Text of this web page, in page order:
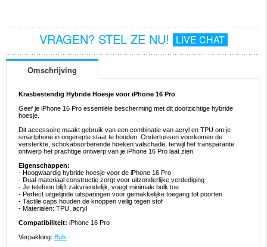
VRAGEN? STEL ZE NU! LIVE CHAT
Omschrijving
Krasbestendig Hybride Hoesje voor iPhone 16 Pro
Geef je iPhone 16 Pro essentiële bescherming met dit doorzichtige hybride
hoesje.
Dit accessoire maakt gebruik van een combinatie van acryl en TPU om je
smartphone in ongerepte staat te houden. Ondertussen voorkomen de
versterkte, schokabsorberende hoeken valschade, terwijl het transparante
ontwerp het prachtige ontwerp van je iPhone 16 Pro laat zien.
Eigenschappen:
- Hoogwaardig hybride hoesje voor de iPhone 16 Pro
- Dual-materiaal constructie zorgt voor uitzonderlijke verdediging
- Je telefoon blijft zakvriendelijk, voegt minimale bulk toe
- Perfect uitgelijnde uitsparingen voor gemakkelijke toegang tot poorten
- Tactile caps houden de knoppen veilig tegen stof
- Materialen: TPU, acryl
Compatibiliteit: iPhone 16 Pro
Verpakking: Bulk